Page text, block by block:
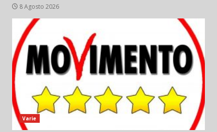
8 Agosto 2026
Varie